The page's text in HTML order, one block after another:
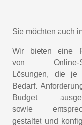
Sie möchten auch
Wir bieten eine
von Online-
Lösungen, die je
Bedarf,
Budget
sowie
gestaltet und